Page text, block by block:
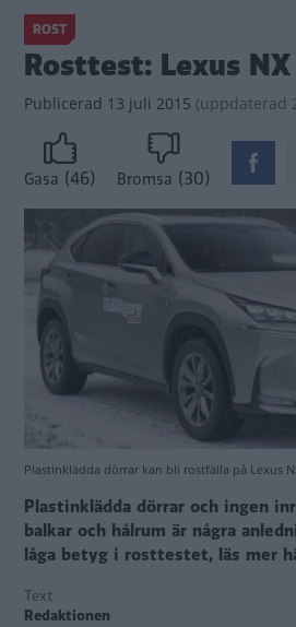
ROST
Rosttest: Lexus
Publicerad 13 juli 2015 (uppdaterad
Gasa (46) Bromsa (30)
Plastinklädda dörrar kan bli rostfälla på Lexus
Plastinklädda dörrar och ingen
balkar och hålrum är några
låga betyg i rosttestet, läs mer
Text
Redaktionen